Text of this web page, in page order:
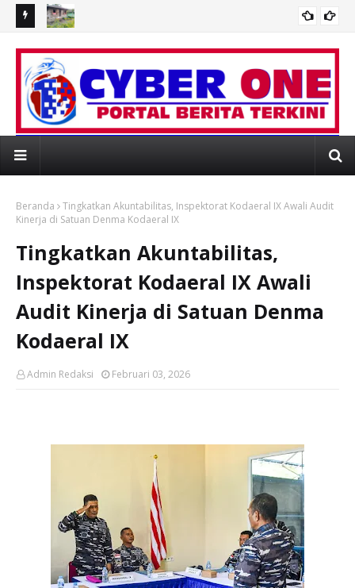
Tahun Belum Ada Listrik, Air Bersih Juga Mengalir Tak Lancar
Beranda
Tingkatkan Akuntabilitas, Inspektorat Kodaeral IX Awali Audit
Kinerja di Satuan Denma Kodaeral IX
Tingkatkan Akuntabilitas,
Inspektorat Kodaeral IX Awali
Audit Kinerja di Satuan Denma
Kodaeral IX
Admin Redaksi Februari 03, 2026